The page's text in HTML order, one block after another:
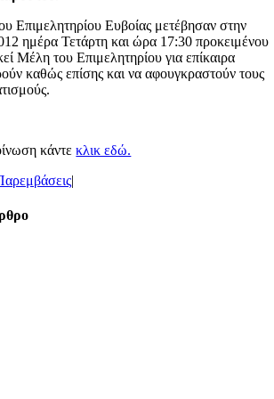
Επιμελητηρίου Ευβοίας μετέβησαν στην
ημέρα Τετάρτη και ώρα 17:30 προκειμένου
Μέλη του Επιμελητηρίου για επίκαιρα
καθώς επίσης και να αφουγκραστούν τους
κάντεκλικ εδώ.
|